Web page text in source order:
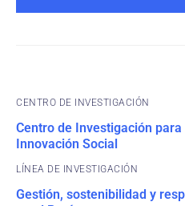
CENTRO DE INVESTIGACIÓN
Centro de Investigación
Innovación Social
Gestión, sostenibilidad y